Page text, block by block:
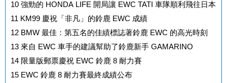
10 強勁的 HONDA LIFE 開局讓 EWC TATI 車隊順利飛往日本
11 KM99 慶祝「非凡」的鈴鹿 EWC 成績
12 BMW 最佳：第五名的佳績標誌著鈴鹿 EWC 的高光時刻
13 來自 EWC 車手的建議幫助了鈴鹿新手 GAMARINO
14 限量版郵票慶祝 EWC 鈴鹿 8 耐力賽
15 EWC 鈴鹿 8 耐力賽最終成績公布